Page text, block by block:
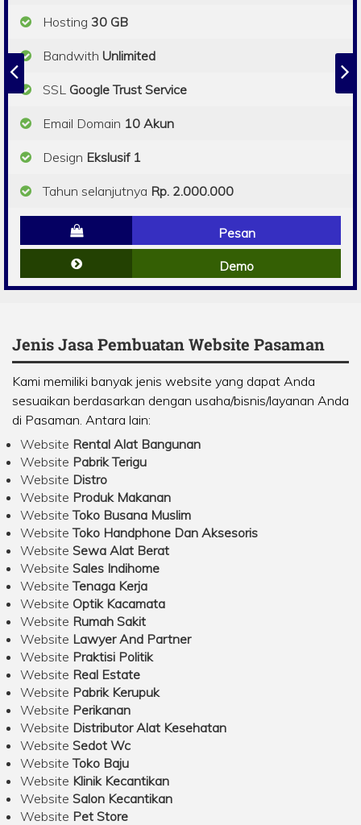
Hosting 30 GB
Bandwith Unlimited
SSL Google Trust Service
Email Domain 10 Akun
Design Ekslusif 1
Tahun selanjutnya Rp. 2.000.000
Pesan
Demo
Jenis Jasa Pembuatan Website Pasaman
Kami memiliki banyak jenis website yang dapat Anda
sesuaikan berdasarkan dengan usaha/bisnis/layanan Anda
di Pasaman. Antara lain:
Website Rental Alat Bangunan
Website Pabrik Terigu
Website Distro
Website Produk Makanan
WebsiteToko Busana Muslim
WebsiteToko Handphone Dan Aksesoris
Website Sewa Alat Berat
Website Sales Indihome
WebsiteTenaga Kerja
Website Optik Kacamata
Website Rumah Sakit
Website Lawyer And Partner
Website Praktisi Politik
Website Real Estate
Website Pabrik Kerupuk
Website Perikanan
Website Distributor Alat Kesehatan
Website Sedot Wc
WebsiteToko Baju
Website Klinik Kecantikan
Website Salon Kecantikan
Website Pet Store